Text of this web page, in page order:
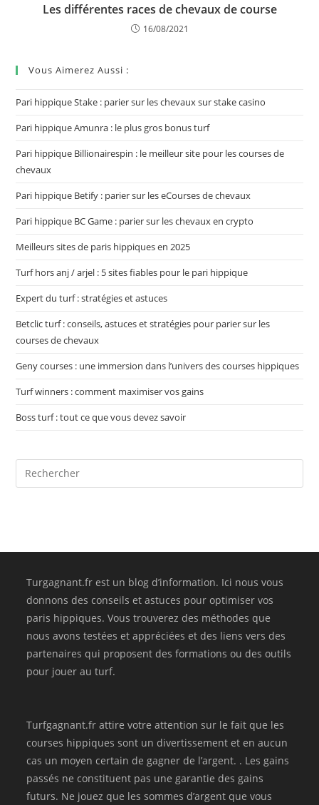
Les différentes races de chevaux de course
16/08/2021
Vous Aimerez Aussi :
Pari hippique Stake : parier sur les chevaux sur stake casino
Pari hippique Amunra : le plus gros bonus turf
Pari hippique Billionairespin : le meilleur site pour les courses de
chevaux
Pari hippique Betify : parier sur les eCourses de chevaux
Pari hippique BC Game : parier sur les chevaux en crypto
Meilleurs sites de paris hippiques en 2025
Turf hors anj / arjel : 5 sites fiables pour le pari hippique
Expert du turf : stratégies et astuces
Betclic turf : conseils, astuces et stratégies pour parier sur les
courses de chevaux
Geny courses : une immersion dans l’univers des courses hippiques
Turf winners : comment maximiser vos gains
Boss turf : tout ce que vous devez savoir
Turgagnant.fr est un blog d’information. Ici nous vous
donnons des conseils et astuces pour optimiser vos
paris hippiques. Vous trouverez des méthodes que
nous avons testées et appréciées et des liens vers des
partenaires qui proposent des formations ou des outils
pour jouer au turf.
Turfgagnant.fr attire votre attention sur le fait que les
courses hippiques sont un divertissement et en aucun
cas un moyen certain de gagner de l’argent. . Les gains
passés ne constituent pas une garantie des gains
futurs. Ne jouez que les sommes d’argent que vous